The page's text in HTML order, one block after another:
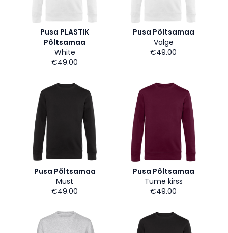
Pusa PLASTIK
Põltsamaa
White
€49.00
Pusa Põltsamaa
Valge
€49.00
Pusa Põltsamaa
Must
€49.00
Pusa Põltsamaa
Tume kirss
€49.00